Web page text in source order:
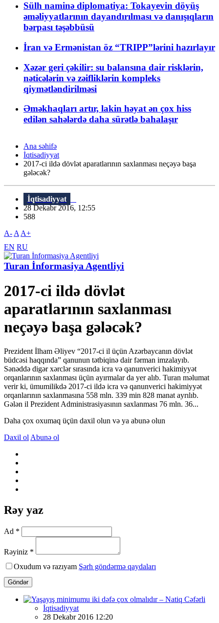
Sülh naminə diplomatiya: Tokayevin döyüş
əməliyyatlarının dayandırılması və danışıqların
bərpası təşəbbüsü
İran və Ermənistan öz “TRIPP”lərini hazırlayır
Xəzər geri çəkilir: su balansına dair risklərin,
nəticələrin və zəifliklərin kompleks
qiymətləndirilməsi
Əməkhaqları artır, lakin həyat ən çox hiss
edilən sahələrdə daha sürətlə bahalaşır
Ana səhifə
İqtisadiyyat
2017-ci ildə dövlət aparatlarının saxlanması neçəyə başa
gələcək?
İqtisadiyyat
28 Dekabr 2016, 12:55
588
A- A A+
EN RU
Turan İnformasiya Agentliyi
2017-ci ildə dövlət
aparatlarının saxlanması
neçəyə başa gələcək?
Prezident İlham Əliyev “2017-ci il üçün Azərbaycanın dövlət
büdcəsi haqqında” qanunun tətbiqinə dair fərman imzalayıb.
Sənəddə digər xərclər sırasında icra və qanunverici hakimiyyət
orqanlarının saxlanması üçün ayırmalar da yer alıb. Turan məlumat
verir ki, ümumilikdə 2017-ci ildə icra və qanunverici hakimiyyət
orqanlarının saxlanmasına 558 mln. 339 min 828 manat ayrılıb.
Gələn il Prezident Administrasiyasının saxlanması 76 mln. 36...
Daha çox oxumaq üçün daxil olun və ya abunə olun
Daxil ol Abunə ol
Rəy yaz
Ad *
Rəyiniz *
Oxudum və razıyam Şərh göndərmə qaydaları
Göndər
İqtisadiyyat
28 Dekabr 2016 12:20